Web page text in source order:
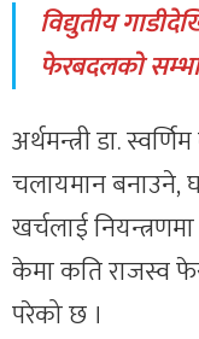
विद्युतीय
फेरबदलको
अर्थमन्त्री डा.
चलायमान बनाउने,
खर्चलाई
केमा कति राजस्व
परेको छ ।